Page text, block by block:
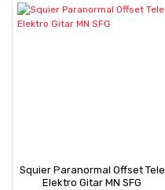
Squier Paranormal Offset Tele
Elektro Gitar MN SFG